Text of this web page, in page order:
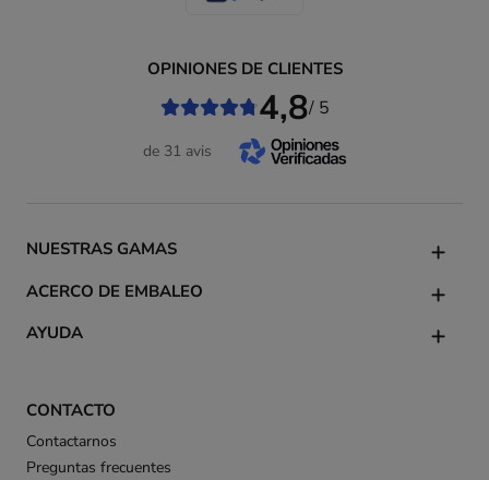
CONTACTO
Contactarnos
Preguntas frecuentes
NUESTRAS GAMAS
ACERCO DE EMBALEO
AYUDA
OPINIONES DE CLIENTES
4,8/ 5
de 31 avis